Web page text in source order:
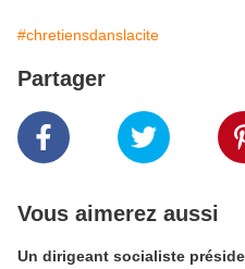
#chretiensdanslacite
Partager
Vous aimerez aussi
Un dirigeant socialiste